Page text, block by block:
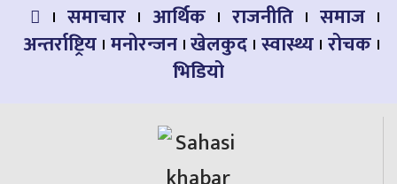
समाचार आर्थिक राजनीति
समाज
अन्तर्राष्ट्रिय मनोरन्जन खेलकुद स्वास्थ्य रोचक
भिडियो